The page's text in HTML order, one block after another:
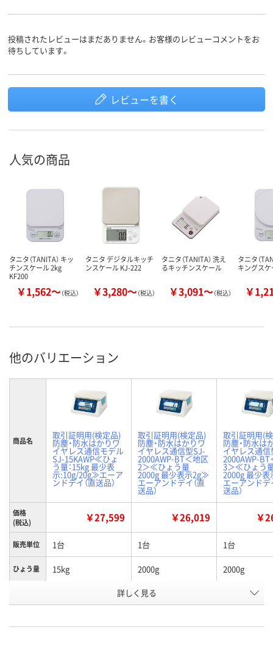
投稿されたレビューはまだありません。お客様のレビューコメントをお
待ちしています。
レビューを書く
人気の商品
タニタ（TANITA） キッ
チンスケール 2kg
KF200
￥1,562～（税込）
タニタ デジタルキッチ
ンスケール KJ-222
￥3,280～（税込）
タニタ（TANITA） 洗え
るキッチンスケール
￥3,091～（税込）
タニタ（
キングス
￥
他のバリエーション
商品名 取引証明用(検定品)
防塵・防水はかりワ
イヤレス通信モデル
SJ-15KAWP≪ひょ
う量：15kg 最少表
示:10g/20g≫エーア
ンドデイ（直送品）
取引証明用(検定品)
防塵・防水はかりワ
イヤレス通信型SJ-
2000AWP-BT＜地区
2＞≪ひょう量
2000g 最少表示2g≫
エーアンドデイ（直
送品）
取引証明用(
防塵・防水は
イヤレス通
2000AWP-BT
3＞≪ひょう
2000g 最少
エーアンドデ
送品）
価格
(税込)
￥27,599 ￥26,019 ￥
販売単位 1台 1台 1台
ひょう量 15kg 2000g 2000g
2区
U564671 U564677 U564676
詳しく見る